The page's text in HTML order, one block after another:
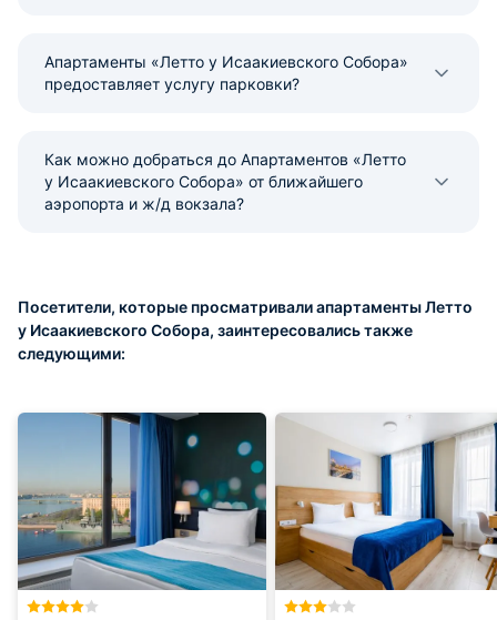
Апартаменты «Летто у Исаакиевского Собора»
предоставляет услугу парковки?
Как можно добраться до Апартаментов «Летто
у Исаакиевского Собора» от ближайшего
аэропорта и ж/д вокзала?
Посетители, которые просматривали апартаменты Летто
у Исаакиевского Собора, заинтересовались также
следующими: